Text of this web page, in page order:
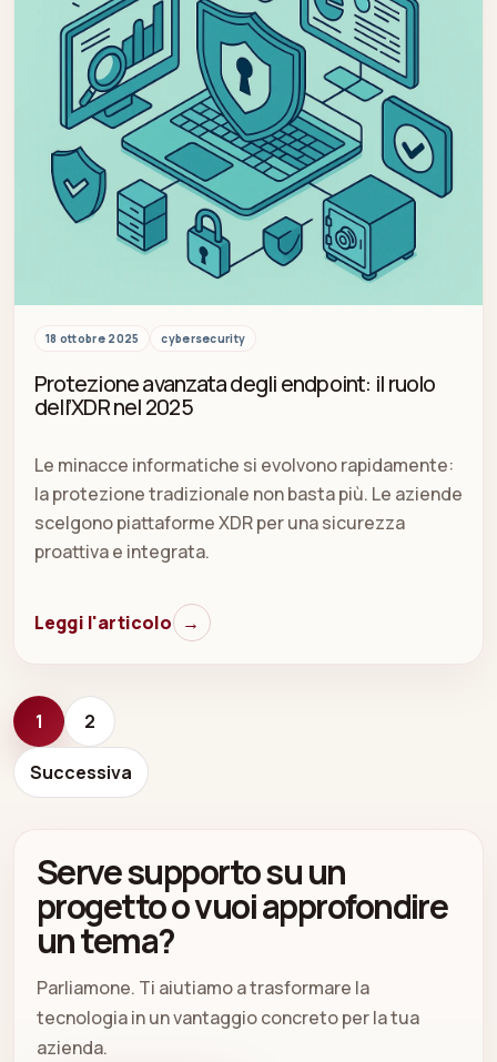
18 ottobre 2025 cybersecurity
Protezione avanzata degli endpoint: il ruolo
dell’XDR nel 2025
Le minacce informatiche si evolvono rapidamente:
la protezione tradizionale non basta più. Le aziende
scelgono piattaforme XDR per una sicurezza
proattiva e integrata.
Leggi l'articolo →
1 2
Successiva
Serve supporto su un
progetto o vuoi approfondire
un tema?
Parliamone. Ti aiutiamo a trasformare la
tecnologia in un vantaggio concreto per la tua
azienda.